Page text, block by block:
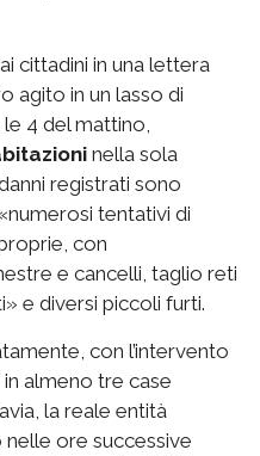
cittadini in una lettera
agito in un lasso di
4 del mattino,
nella sola
registrati sono
tentativi di
con
e cancelli, taglio reti
e diversi piccoli furti.
con l’intervento
almeno tre case
la reale entità
ore successive